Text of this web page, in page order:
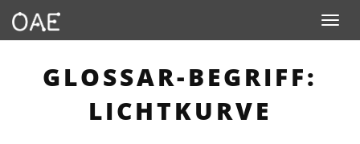
Toggle
GLOSSAR-BEGRIFF:
LICHTKURVE